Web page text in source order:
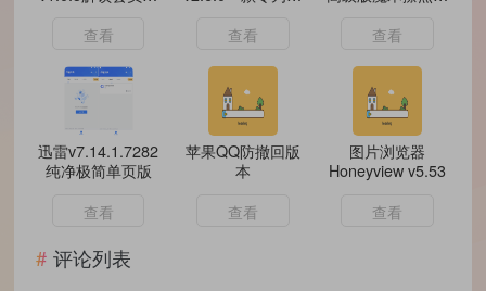
具
查看
动应用
查看 查看
迅雷v7.14.1.7282
纯净极简单页版
查看
苹果QQ防撤回版
本
查看
图片浏览器
Honeyview v5.53
查看
评论列表